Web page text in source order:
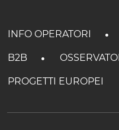
INFO OPERATORI
B2B
PROGETTI EUROPEI